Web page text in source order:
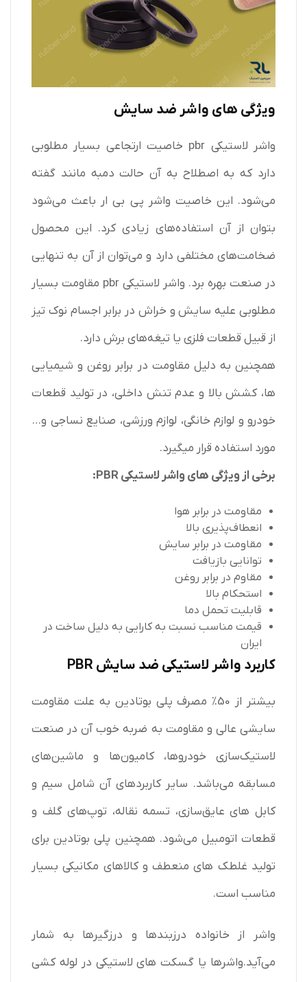
ویژگی های واشر ضد سایش
واشر لاستیکی pbr خاصیت ارتجاعی بسیار مطلوبی
دارد که به اصطلاح به آن حالت دمبه مانند گفته
می‌شود. این خاصیت واشر پی بی ار باعث می‌شود
بتوان از آن استفاده‌های زیادی کرد. این محصول
ضخامت‌های مختلفی دارد و می‌توان از آن به تنهایی
در صنعت بهره برد. واشر لاستیکی pbr مقاومت بسیار
مطلوبی علیه سایش و خراش در برابر اجسام نوک تیز
از قبیل قطعات فلزی یا تیغه‌های برش دارد.
همچنین به دلیل مقاومت در برابر روغن و شیمیایی
ها، کشش بالا و عدم تنش داخلی، در تولید قطعات
خودرو و لوازم خانگی، لوازم ورزشی، صنایع نساجی و…
مورد استفاده قرار میگیرد.
برخی از ویژگی های واشر لاستیکی PBR:
مقاومت در برابر هوا
انعطاف‌پذیری بالا
مقاومت در برابر سایش
توانایی بازیافت
مقاوم در برابر روغن
استحکام بالا
قابلیت تحمل دما
قیمت مناسب نسبت به کارایی به دلیل ساخت در
ایران
کاربرد واشر لاستیکی ضد سایش PBR
بیشتر از 50% مصرف پلی بوتادین به علت مقاومت
سایشی عالی و مقاومت به ضربه خوب آن در صنعت
لاستیک‌سازی خودروها، کامیون‌ها و ماشین‌های
مسابقه می‌باشد. سایر کاربردهای آن شامل سیم و
کابل‌ های عایق‌سازی، تسمه نقاله، توپ‌های گلف و
قطعات اتومبیل می‌شود. همچنین پلی بوتادین برای
تولید غلطک‌ های منعطف و کالاهای مکانیکی بسیار
مناسب است.
واشر از خانواده درزبندها و درزگیرها به شمار
می‌آید.واشرها یا گسکت های لاستیکی در لوله کشی